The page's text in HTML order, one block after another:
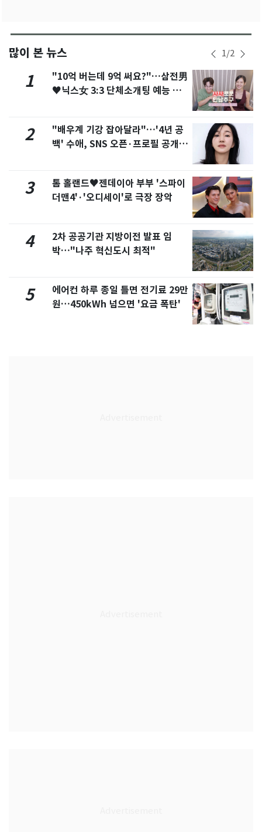
많이 본 뉴스 1/2
1
"10억 버는데 9억 써요?"…삼전男
♥닉스女 3:3 단체소개팅 예능 화
2
"배우계 기강 잡아달라"…'4년 공
백' 수애, SNS 오픈·프로필 공개
3
톰 홀랜드♥젠데이아 부부 '스파이
더맨4'·'오디세이'로 극장 장악
4
2차 공공기관 지방이전 발표 임
박…"나주 혁신도시 최적"
5
에어컨 하루 종일 틀면 전기료 29만
원…450kWh 넘으면 '요금 폭탄'